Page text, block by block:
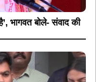
भागवत बोले- संवाद की